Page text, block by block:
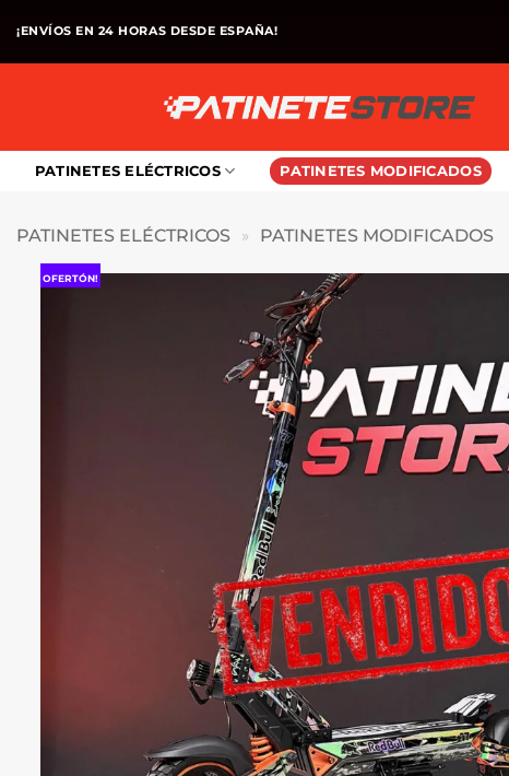
contenido
¡ENVÍOS EN 24 HORAS DESDE ESPAÑA!
PATINETES ELÉCTRICOS PATINETES MODIFICADOS
PATINETES ELÉCTRICOS » PATINETES MODIFICADOS
OFERTÓN!